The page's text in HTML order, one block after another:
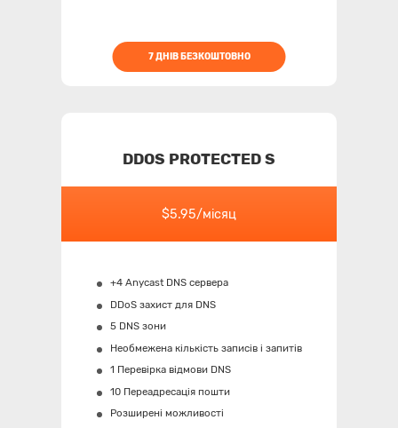
7 ДНІВ БЕЗКОШТОВНО
DDOS PROTECTED S
$5.95/місяц
+4 Anycast DNS сервера
DDoS захист для DNS
5 DNS зони
Необмежена кількість записів і запитів
1 Перевірка відмови DNS
10 Переадресація пошти
Розширені можливості